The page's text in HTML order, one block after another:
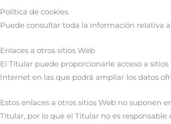
Política de cookies
Puede consultar toda la información relativa
Enlaces a otros sitios Web
El Titular puede proporcionarle acceso a
Internet en las que podrá ampliar los datos
Estos enlaces a otros sitios Web no suponen
Titular, por lo que el Titular no es